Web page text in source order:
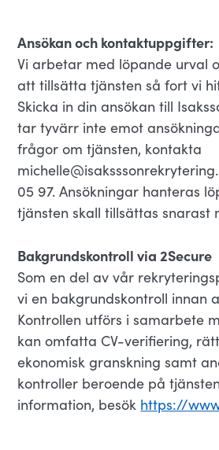
Ansökan och kontaktuppgifter:
Vi arbetar med löpande urval
att tillsätta tjänsten så fort vi
Skicka in din ansökan till
tar tyvärr inte emot
frågor om tjänsten, kontakta
05 97. Ansökningar hanteras
tjänsten skall tillsättas snarast
Bakgrundskontroll via 2Secure
Som en del av vår
vi en bakgrundskontroll innan
Kontrollen utförs i samarbete
kan omfatta CV-verifiering,
ekonomisk granskning samt
kontroller beroende på
information, besök https://